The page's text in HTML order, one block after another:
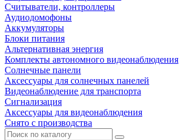
Считыватели, контроллеры
Аудиодомофоны
Аккумуляторы
Блоки питания
Альтернативная энергия
Комплекты автономного видеонаблюдения
Солнечные панели
Аксессуары для солнечных панелей
Видеонаблюдение для транспорта
Сигнализация
Аксессуары для видеонаблюдения
Снято с производства